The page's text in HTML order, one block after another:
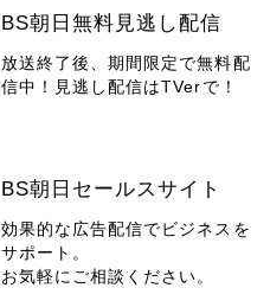
BS朝日無料見逃し配信
放送終了後、期間限定で無料配
信中！見逃し配信はTVerで！
BS朝日セールスサイト
効果的な広告配信でビジネスを
サポート。
お気軽にご相談ください。